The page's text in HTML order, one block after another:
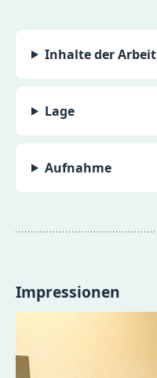
Inhalte der Arbeit
Lage
Aufnahme
Impressionen